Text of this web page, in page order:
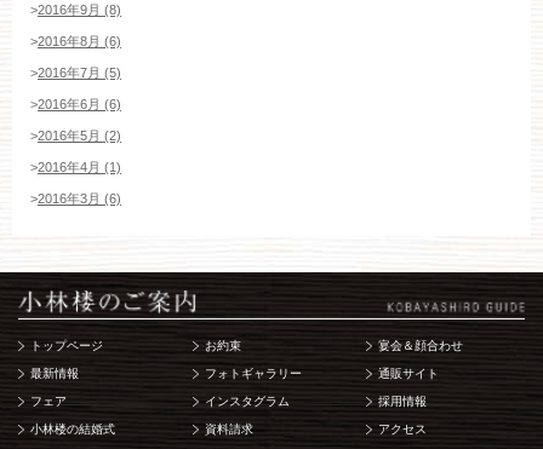
>2016年9月 (8)
>2016年8月 (6)
>2016年7月 (5)
>2016年6月 (6)
>2016年5月 (2)
>2016年4月 (1)
>2016年3月 (6)
トップページ
最新情報
フェア
小林楼の結婚式
お約束
フォトギャラリー
インスタグラム
資料請求
宴会＆顔合わせ
通販サイト
採用情報
アクセス